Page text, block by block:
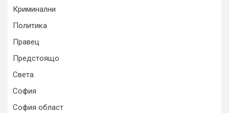
Криминални
Политика
Правец
Предстоящо
Света
София
София област